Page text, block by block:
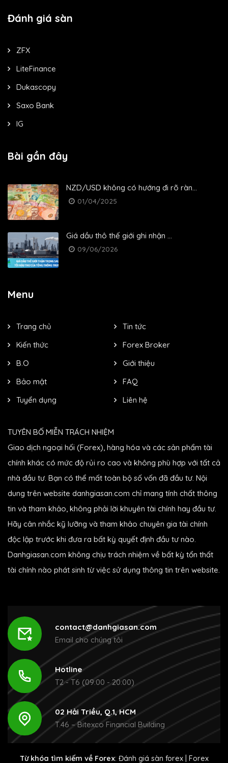
Đánh giá sàn
ZFX
LiteFinance
Dukascopy
Saxo Bank
IG
Bài gần đây
NZD/USD không có hướng đi rõ ràn...
01/04/2025
Giá dầu thô thế giới ghi nhận ...
09/06/2026
Menu
Trang chủ
Tin tức
Kiến thức
Forex Broker
B.O
Giới thiệu
Bảo mật
FAQ
Tuyển dụng
Liên hệ
TUYÊN BỐ MIỄN TRÁCH NHIỆM
Giao dịch ngoại hối (Forex), hàng hóa và các sản phẩm tài
chính khác có mức độ rủi ro cao và không phù hợp với tất cả
nhà đầu tư. Bạn có thể mất toàn bộ số vốn đã đầu tư. Nội
dung trên website danhgiasan.com chỉ mang tính chất thông
tin và tham khảo, không phải lời khuyên tài chính hay đầu tư.
Hãy cân nhắc kỹ lưỡng và tham khảo chuyên gia tài chính
độc lập trước khi đưa ra bất kỳ quyết định đầu tư nào.
Danhgiasan.com không chịu trách nhiệm về bất kỳ tổn thất
tài chính nào phát sinh từ việc sử dụng thông tin trên website.
contact@danhgiasan.com
Email cho chúng tôi
Hotline
T2 - T6 (09:00 - 20:00)
02 Hải Triều, Q.1, HCM
T.46 – Bitexco Financial Building
Từ khóa tìm kiếm về Forex: Đánh giá sàn forex| Forex